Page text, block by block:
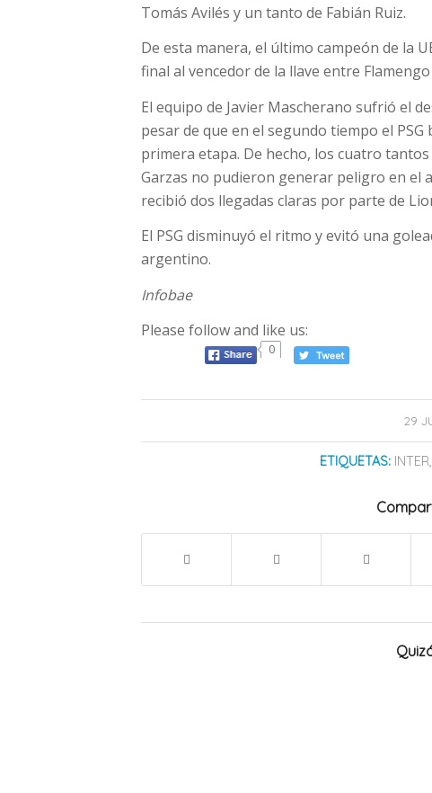
Tomás Avilés y un tanto de Fabián Ruiz.
De esta manera, el último campeón de la
final al vencedor de la llave entre
El equipo de Javier Mascherano sufrió el
pesar de que en el segundo tiempo el
primera etapa. De hecho, los cuatro
Garzas no pudieron generar peligro en el
recibió dos llegadas claras por parte de
El PSG disminuyó el ritmo y evitó una
argentino.
Infobae
Please follow and like us:
0
29
ETIQUETAS: INTER,